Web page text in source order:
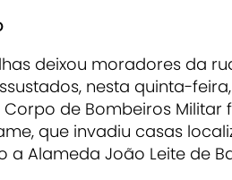
deixou moradores da
nesta quinta-
de Bombeiros
que invadiu casas
a Alameda João Leite de